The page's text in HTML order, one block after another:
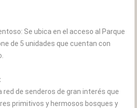
Se ubica en el acceso al Parque
de 5 unidades que cuentan con
red de senderos de gran interés que
primitivos y hermosos bosques y